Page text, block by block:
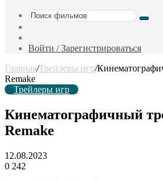
Поиск
фильм
Войти / Зарегистрироваться
Главная/Трейлеры игр/
Remake
Трейлеры игр
Кинематографичный
Remake
12.08.2023
0 242